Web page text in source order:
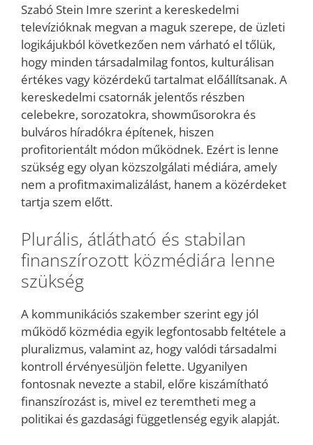
Szabó Stein Imre szerint a kereskedelmi
televízióknak megvan a maguk szerepe, de üzleti
logikájukból következően nem várható el tőlük,
hogy minden társadalmilag fontos, kulturálisan
értékes vagy közérdekű tartalmat előállítsanak. A
kereskedelmi csatornák jelentős részben
celebekre, sorozatokra, showműsorokra és
bulváros híradókra építenek, hiszen
profitorientált módon működnek. Ezért is lenne
szükség egy olyan közszolgálati médiára, amely
nem a profitmaximalizálást, hanem a közérdeket
tartja szem előtt.
Plurális, átlátható és stabilan
finanszírozott közmédiára lenne
szükség
A kommunikációs szakember szerint egy jól
működő közmédia egyik legfontosabb feltétele a
pluralizmus, valamint az, hogy valódi társadalmi
kontroll érvényesüljön felette. Ugyanilyen
fontosnak nevezte a stabil, előre kiszámítható
finanszírozást is, mivel ez teremtheti meg a
politikai és gazdasági függetlenség egyik alapját.